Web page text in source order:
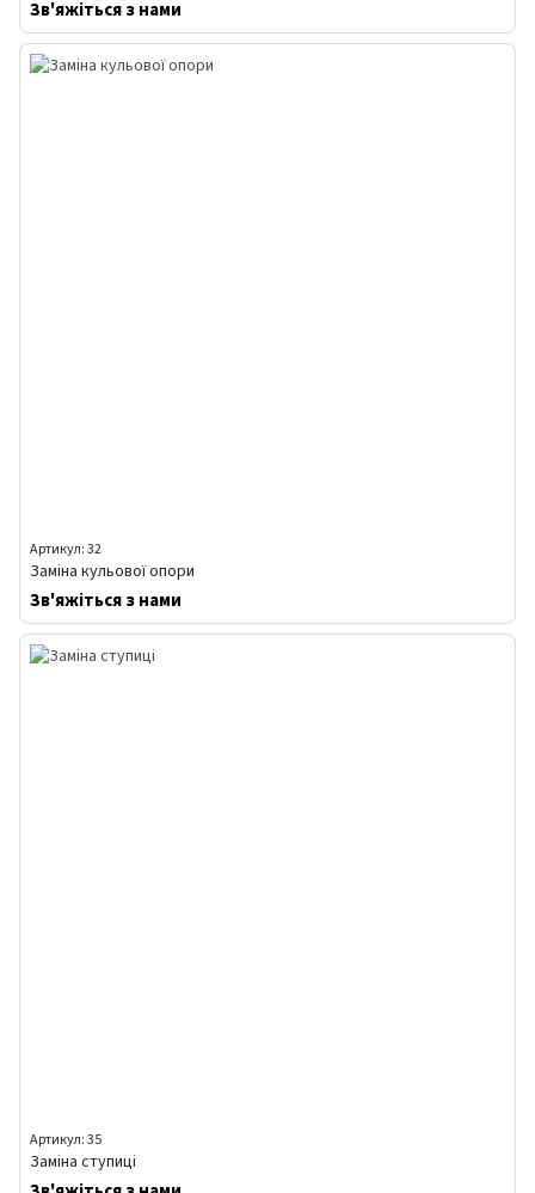
Зв'яжіться з нами
Артикул: 32
Заміна кульової опори
Зв'яжіться з нами
Артикул: 35
Заміна ступиці